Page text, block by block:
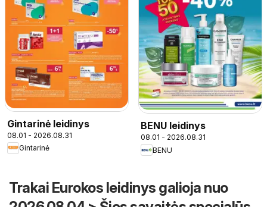
Gintarinė leidinys
08.01 - 2026.08.31
Gintarinė
BENU leidinys
08.01 - 2026.08.31
BENU
Trakai Eurokos leidinys galioja nuo